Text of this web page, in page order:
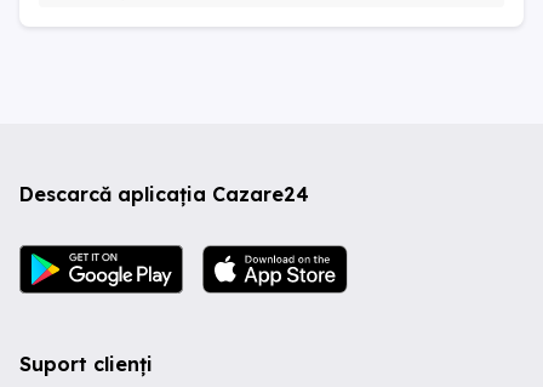
Descarcă aplicația Cazare24
Suport clienți